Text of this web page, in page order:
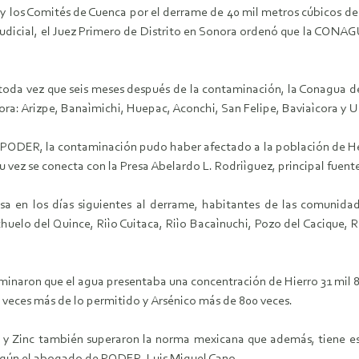
los Comités de Cuenca por el derrame de 40 mil metros cúbicos
el Juez Primero de Distrito en Sonora ordenó que la
vez que seis meses después de la contaminación, la
Arizpe, Banaìmichi, Huepac, Aconchi, San Felipe, Baviaìcora y
la contaminación pudo haber afectado a la población de
se conecta con la Presa Abelardo L. Rodriìguez, principal
en los días siguientes al derrame, habitantes de las
del Quince, Riìo Cuitaca, Riìo Bacaìnuchi, Pozo del
que el agua presentaba una concentración de Hierro 31 mil
más de lo permitido y Arsénico más de 800 veces.
también superaron la norma mexicana que además, tiene